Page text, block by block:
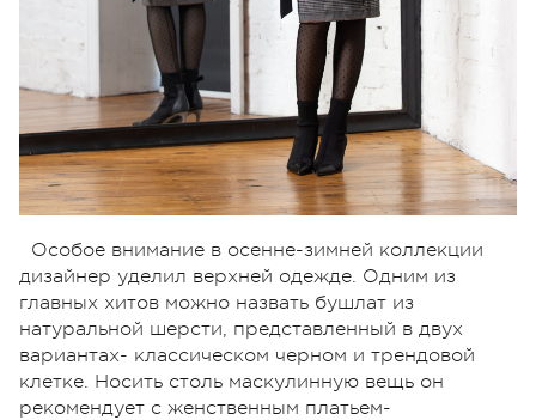
Особое внимание в осенне-зимней коллекции
дизайнер уделил верхней одежде. Одним из
главных хитов можно назвать бушлат из
натуральной шерсти, представленный в двух
вариантах- классическом черном и трендовой
клетке. Носить столь маскулинную вещь он
рекомендует с женственным платьем-